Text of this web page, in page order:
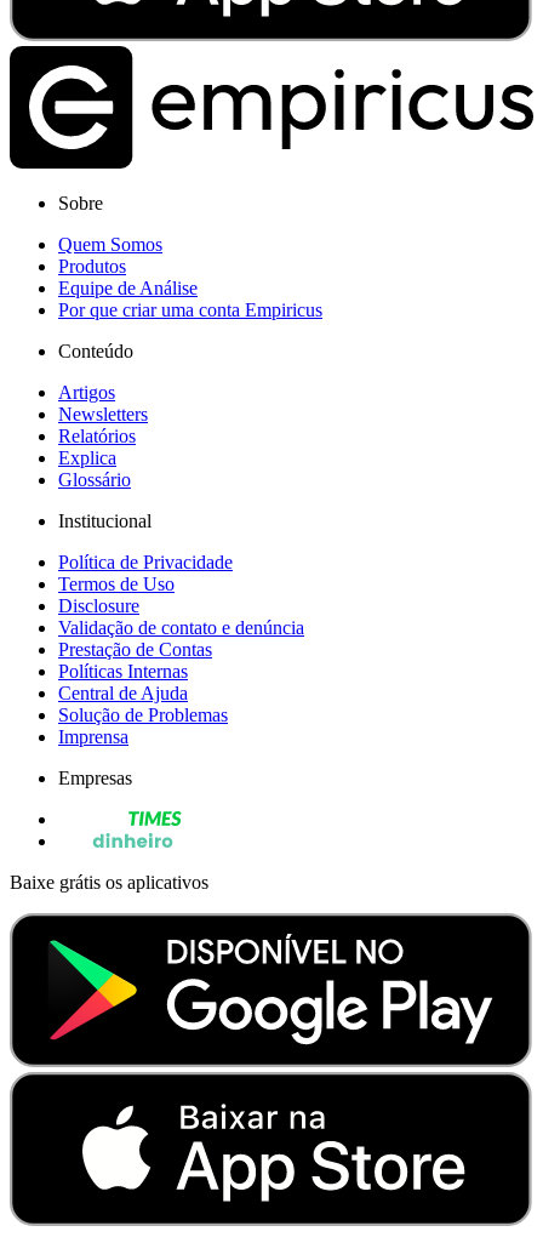
Sobre
Quem Somos
Produtos
Equipe de Análise
Por que criar uma conta Empiricus
Conteúdo
Artigos
Newsletters
Relatórios
Explica
Glossário
Institucional
Política de Privacidade
Termos de Uso
Disclosure
Validação de contato e denúncia
Prestação de Contas
Políticas Internas
Central de Ajuda
Solução de Problemas
Imprensa
Empresas
Baixe grátis os aplicativos